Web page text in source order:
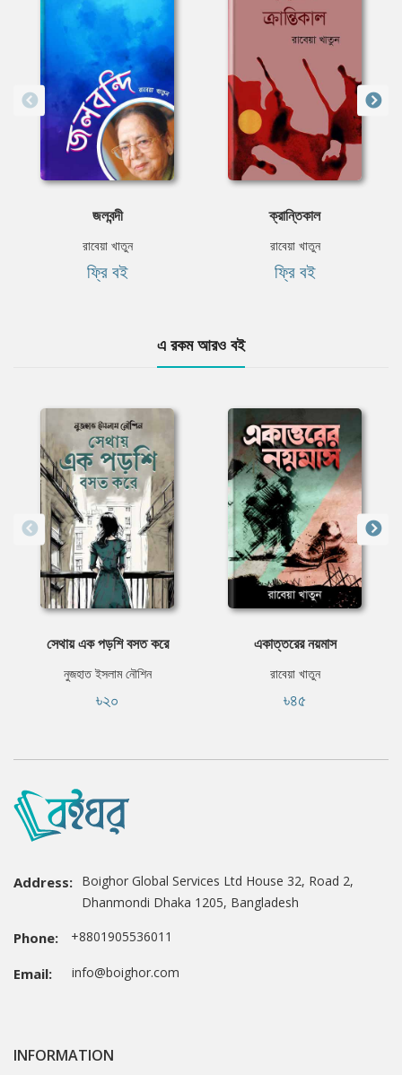
জলবন্দী
রাবেয়া খাতুন
ফ্রি বই
ক্রান্তিকাল
রাবেয়া খাতুন
ফ্রি বই
এ রকম আরও বই
সেথায় এক পড়শি বসত করে
নুজহাত ইসলাম নৌশিন
৳২০
একাত্তরের নয়মাস
রাবেয়া খাতুন
৳৪৫
Address: Boighor Global Services Ltd House 32, Road 2,
Dhanmondi Dhaka 1205, Bangladesh
Phone: +8801905536011
Email: info@boighor.com
INFORMATION